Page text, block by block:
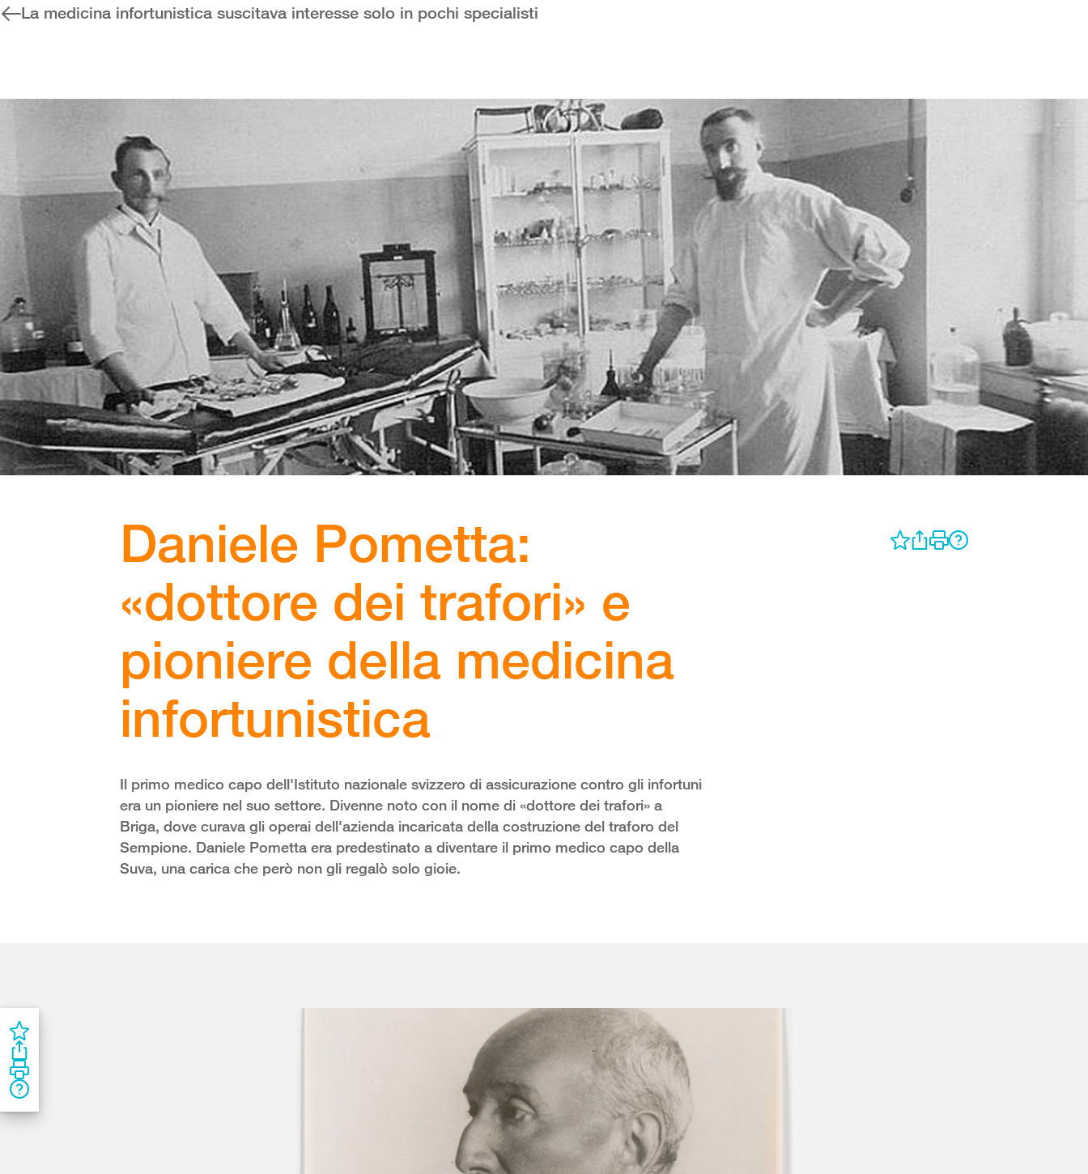
La medicina infortunistica suscitava interesse solo in pochi specialisti
Daniele Pometta:
«dottore dei trafori» e
pioniere della medicina
infortunistica
Il primo medico capo dell'Istituto nazionale svizzero di assicurazione contro gli infortuni
era un pioniere nel suo settore. Divenne noto con il nome di «dottore dei trafori» a
Briga, dove curava gli operai dell'azienda incaricata della costruzione del traforo del
Sempione. Daniele Pometta era predestinato a diventare il primo medico capo della
Suva, una carica che però non gli regalò solo gioie.